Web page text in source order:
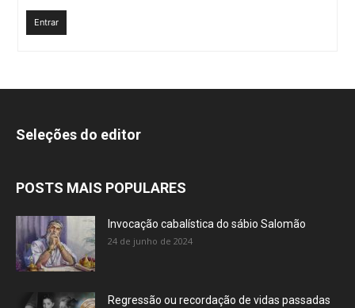
Entrar
Seleções do editor
POSTS MAIS POPULARES
Invocação cabalística do sábio Salomão
24 de junho de 2024
Regressão ou recordação de vidas passadas